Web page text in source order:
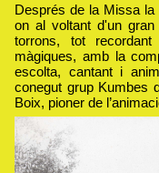
Després de la Missa
on al voltant d'un
torrons, tot
màgiques, amb la
escolta, cantant i
conegut grup Kumbes
Boix, pioner de